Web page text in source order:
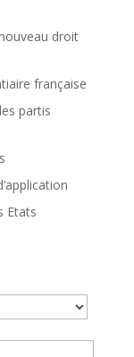
droit
française
partis
Etats